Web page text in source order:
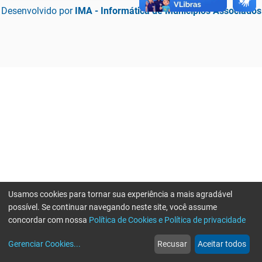
Desenvolvido por IMA - Informática de Municípios Associados
web
Notícias
more_horiz
Mais
Usamos cookies para tornar sua experiência a mais agradável
possível. Se continuar navegando neste site, você assume
concordar com nossa Política de Cookies e Política de privacidade
Gerenciar Cookies... Recusar Aceitar todos
Erro ao enviar informações, por favor tente novamente